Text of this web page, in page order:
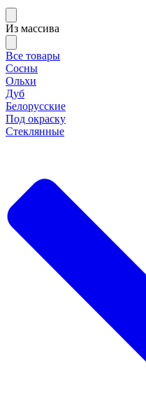
Из массива
Все товары
Сосны
Ольхи
Дуб
Белорусские
Под окраску
Стеклянные